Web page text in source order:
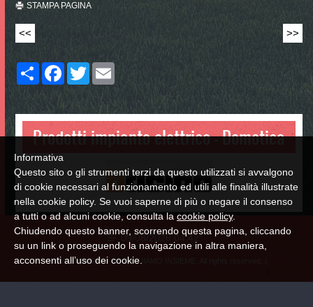
STAMPA PAGINA
<< >>
Share Facebook
Twitter Email
Prodotti impianto elettrico - Domotica
09/08/2026 04:42
© Copyright 2026 COSTRUIAMO INSIEME. All rights reserved. |
Informativa
Questo sito o gli strumenti terzi da questo utilizzati si avvalgono
di cookie necessari al funzionamento ed utili alle finalità illustrate
nella cookie policy. Se vuoi saperne di più o negare il consenso
a tutti o ad alcuni cookie, consulta la cookie policy.
Chiudendo questo banner, scorrendo questa pagina, cliccando
su un link o proseguendo la navigazione in altra maniera,
acconsenti all’uso dei cookie.